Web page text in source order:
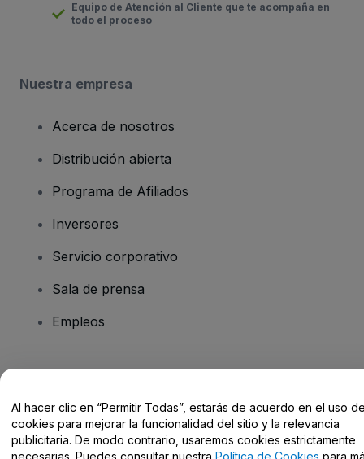
Equipo de Atención al Cliente que te acompaña en
todo el proceso
Nuestra empresa
Acerca de nosotros
Distribución abierta
Programa de Afiliados
Inversores
Servicio corporativo
Sala de prensa
Empleos
Centro de Ayuda / Contacto
Al hacer clic en “Permitir Todas”, estarás de acuerdo en el uso
cookies para mejorar la funcionalidad del sitio y la relevancia
publicitaria. De modo contrario, usaremos cookies estrictamente
necesarias. Puedes consultar nuestra Política de Cookies para